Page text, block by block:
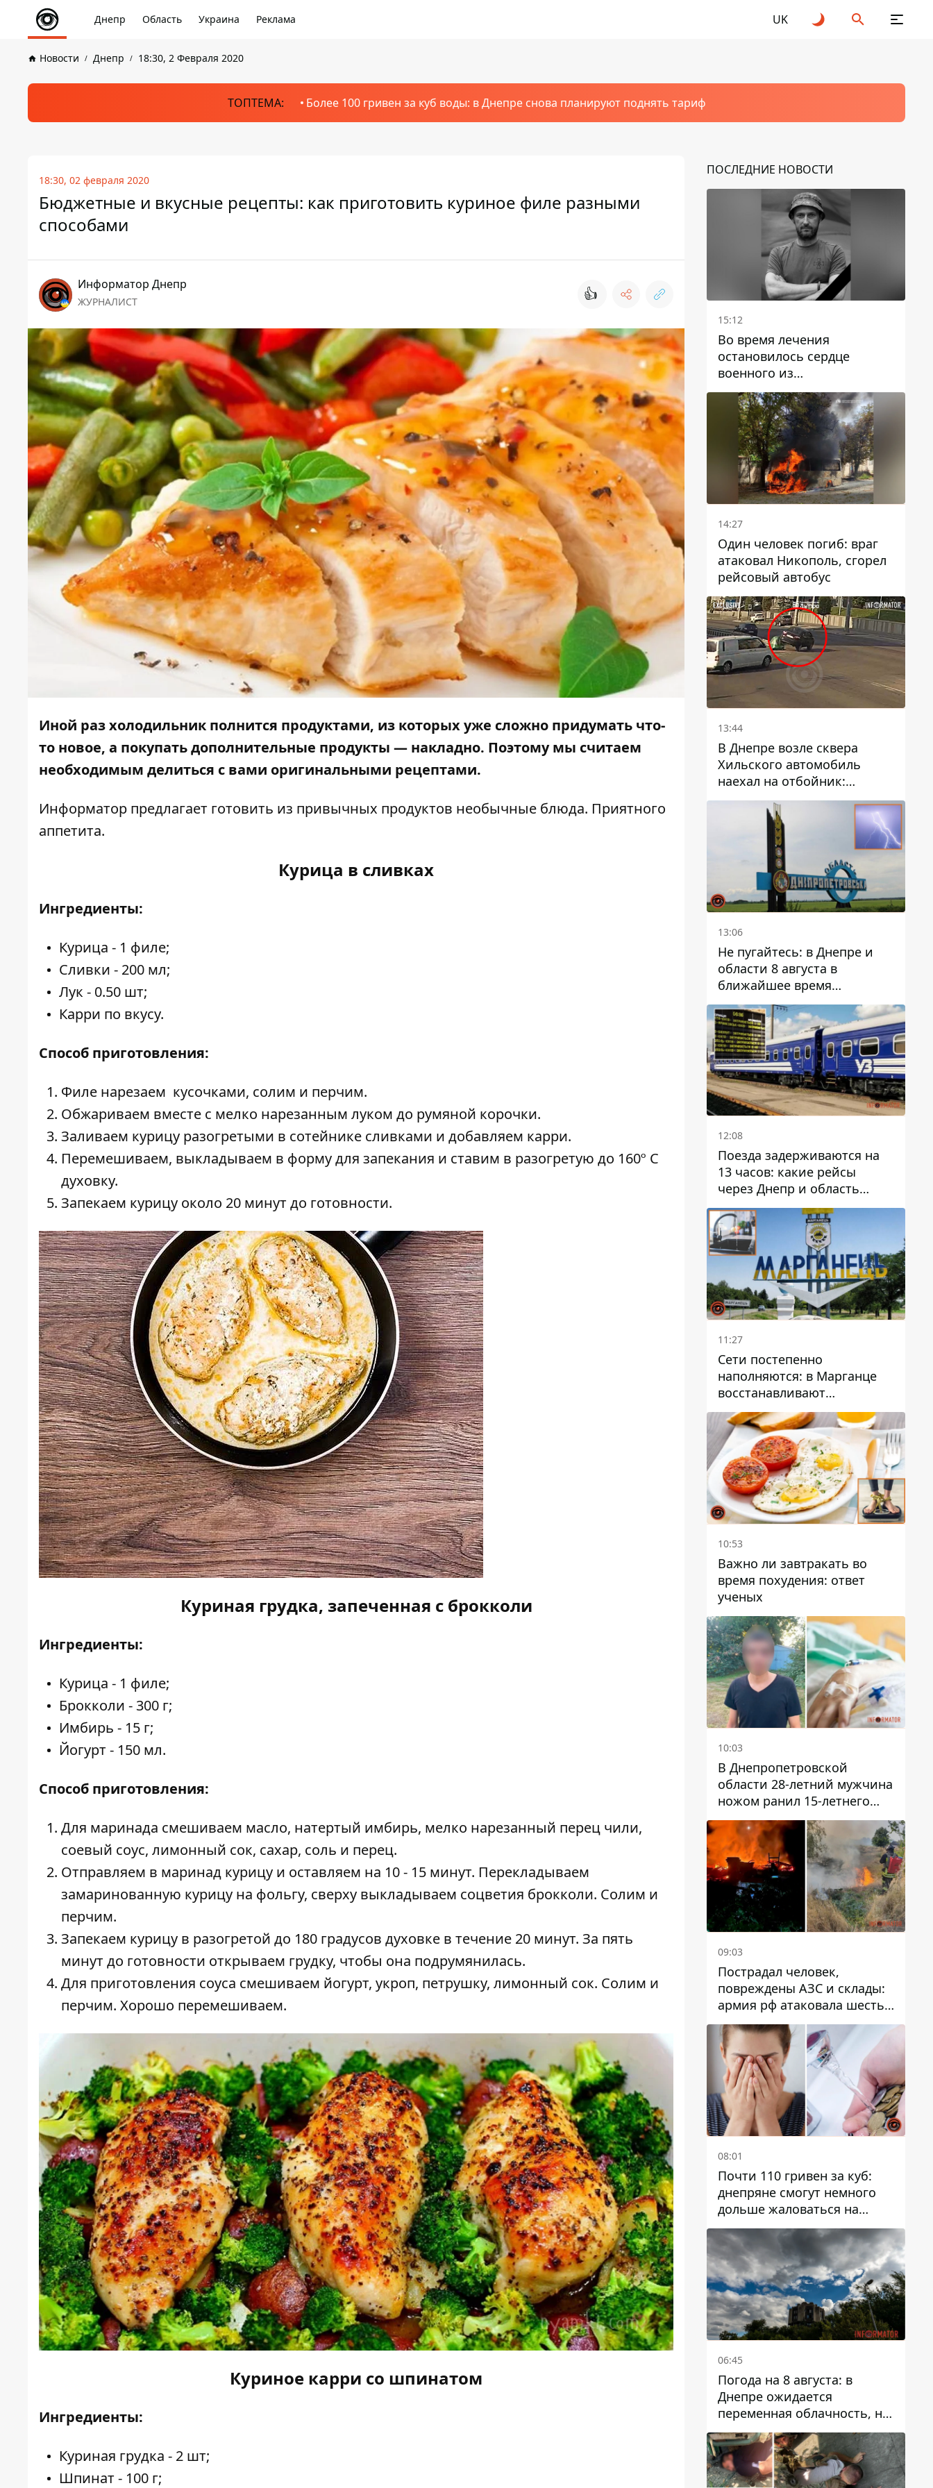
Днепр Область Украина Реклама UK
Новости Днепр 18:30, 2 Февраля 2020
ТОПТЕМА: Более 100 гривен за куб воды: в Днепре снова планируют поднять тариф
18:30, 02 февраля 2020
Бюджетные и вкусные рецепты: как приготовить куриное филе разными
способами
Информатор Днепр
ЖУРНАЛИСТ 👍
Иной раз холодильник полнится продуктами, из которых уже сложно придумать что-
то новое, а покупать дополнительные продукты — накладно. Поэтому мы считаем
необходимым делиться с вами оригинальными рецептами.
Информатор предлагает готовить из привычных продуктов необычные блюда. Приятного
аппетита.
Курица в сливках
Ингредиенты:
Курица - 1 филе;
Сливки - 200 мл;
Лук - 0.50 шт;
Карри по вкусу.
Способ приготовления:
Филе нарезаем кусочками, солим и перчим.
Обжариваем вместе с мелко нарезанным луком до румяной корочки.
Заливаем курицу разогретыми в сотейнике сливками и добавляем карри.
Перемешиваем, выкладываем в форму для запекания и ставим в разогретую до 160º С
духовку.
Запекаем курицу около 20 минут до готовности.
Куриная грудка, запеченная с брокколи
Ингредиенты:
Курица - 1 филе;
Брокколи - 300 г;
Имбирь - 15 г;
Йогурт - 150 мл.
Способ приготовления:
Для маринада смешиваем масло, натертый имбирь, мелко нарезанный перец чили,
соевый соус, лимонный сок, сахар, соль и перец.
Отправляем в маринад курицу и оставляем на 10 - 15 минут. Перекладываем
замаринованную курицу на фольгу, сверху выкладываем соцветия брокколи. Солим и
перчим.
Запекаем курицу в разогретой до 180 градусов духовке в течение 20 минут. За пять
минут до готовности открываем грудку, чтобы она подрумянилась.
Для приготовления соуса смешиваем йогурт, укроп, петрушку, лимонный сок. Солим и
перчим. Хорошо перемешиваем.
Куриное карри со шпинатом
Ингредиенты:
Куриная грудка - 2 шт;
Шпинат - 100 г;
ПОСЛЕДНИЕ НОВОСТИ
15:12
Во время лечения
остановилось сердце
военного из
Днепропетровской области
Ростислава Лупашко
14:27
Один человек погиб: враг
атаковал Никополь, сгорел
рейсовый автобус
13:44
В Днепре возле сквера
Хильского автомобиль
наехал на отбойник:
момент происшествия
13:06
Не пугайтесь: в Днепре и
области 8 августа в
ближайшее время
ожидается гроза
12:08
Поезда задерживаются на
13 часов: какие рейсы
через Днепр и область
выбились из графика
11:27
Сети постепенно
наполняются: в Марганце
восстанавливают
водоснабжение
10:53
Важно ли завтракать во
время похудения: ответ
ученых
10:03
В Днепропетровской
области 28-летний мужчина
ножом ранил 15-летнего
парня
09:03
Пострадал человек,
повреждены АЗС и склады:
армия рф атаковала шесть
районов Днепропетровской
области
08:01
Почти 110 гривен за куб:
днепряне смогут немного
дольше жаловаться на
запланированные тарифы
на воду на 2027 год
06:45
Погода на 8 августа: в
Днепре ожидается
переменная облачность, но
может пойти дождь